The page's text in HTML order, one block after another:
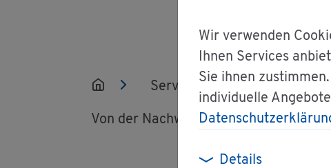
Wir verwenden
Ihnen Services
Sie ihnen
individuelle
Details
Ser­vice
Von der Nach­weis- und